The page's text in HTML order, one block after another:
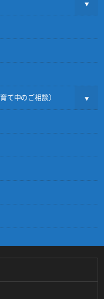
て中のご相談）